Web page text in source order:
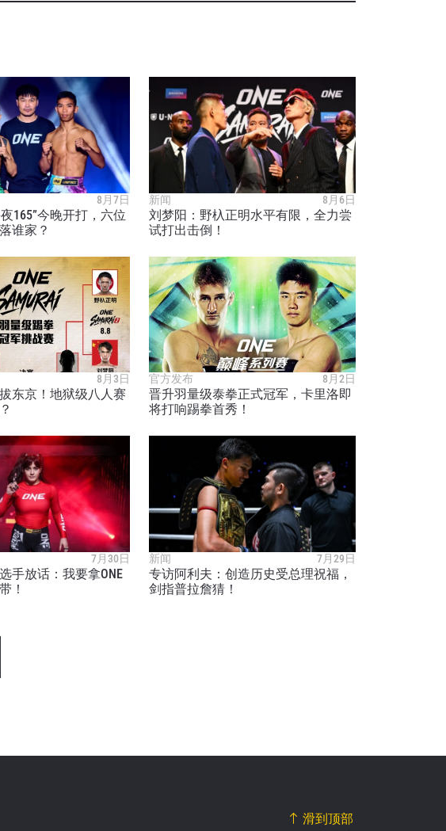
8月7日
165”今晚开打，六位
谁家？
新闻 8月6日
刘梦阳：野杁正明水平有限，全力尝
试打出击倒！
8月3日
东京！地狱级八人赛
官方发布 8月2日
晋升羽量级泰拳正式冠军，卡里洛即
将打响踢拳首秀！
7月30日
手放话：我要拿ONE
！
新闻 7月29日
专访阿利夫：创造历史受总理祝福，
剑指普拉詹猜！
滑到顶部